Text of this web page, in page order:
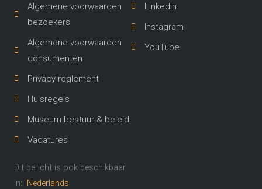
Algemene voorwaarden
bezoekers
Algemene voorwaarden
consumenten
Privacy reglement
Huisregels
Museum bestuur & beleid
Vacatures
Dit bericht is ook beschikbaar
in: Nederlands
Linkedin
Instagram
YouTube